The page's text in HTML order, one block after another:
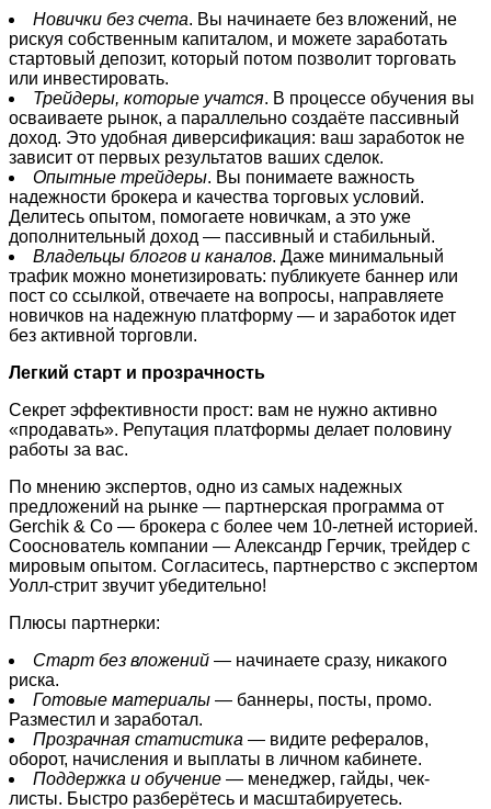
Новички без счета. Вы начинаете без вложений, не
рискуя собственным капиталом, и можете заработать
стартовый депозит, который потом позволит торговать
или инвестировать.
Трейдеры, которые учатся. В процессе обучения вы
осваиваете рынок, а параллельно создаёте пассивный
доход. Это удобная диверсификация: ваш заработок не
зависит от первых результатов ваших сделок.
Опытные трейдеры. Вы понимаете важность
надежности брокера и качества торговых условий.
Делитесь опытом, помогаете новичкам, а это уже
дополнительный доход — пассивный и стабильный.
Владельцы блогов и каналов. Даже минимальный
трафик можно монетизировать: публикуете баннер или
пост со ссылкой, отвечаете на вопросы, направляете
новичков на надежную платформу — и заработок идет
без активной торговли.
Легкий старт и прозрачность
Секрет эффективности прост: вам не нужно активно
«продавать». Репутация платформы делает половину
работы за вас.
По мнению экспертов, одно из самых надежных
предложений на рынке — партнерская программа от
Gerchik & Co — брокера с более чем 10-летней историей.
Сооснователь компании — Александр Герчик, трейдер с
мировым опытом. Согласитесь, партнерство с экспертом
Уолл-стрит звучит убедительно!
Плюсы партнерки:
Старт без вложений — начинаете сразу, никакого
риска.
Готовые материалы — баннеры, посты, промо.
Разместил и заработал.
Прозрачная статистика — видите рефералов,
оборот, начисления и выплаты в личном кабинете.
Поддержка и обучение — менеджер, гайды, чек-
листы. Быстро разберётесь и масштабируетесь.